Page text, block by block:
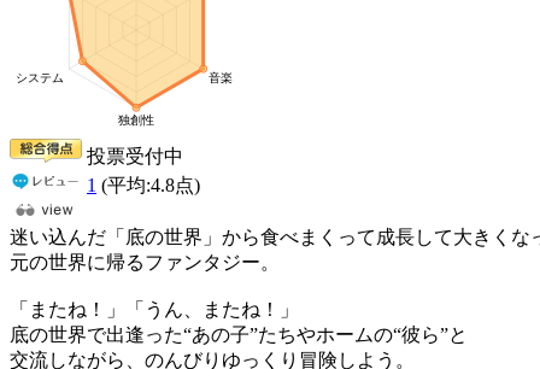
投票受付中
1 (平均:4.8点)
迷い込んだ「底の世界」から食べまくって成長して大きくな
元の世界に帰るファンタジー。
「またね！」「うん、またね！」
底の世界で出逢った“あの子”たちやホームの“彼ら”と
交流しながら、のんびりゆっくり冒険しよう。